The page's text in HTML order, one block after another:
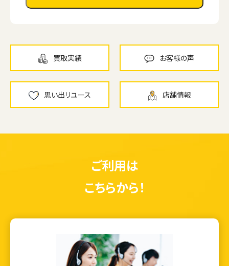
買取実績 お客様の声
思い出リユース 店舗情報
ご利用は
こちらから！